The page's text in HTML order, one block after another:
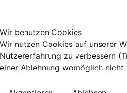
Wir benutzen Cookies
Wir nutzen Cookies auf unserer
Nutzererfahrung zu verbessern
einer Ablehnung womöglich